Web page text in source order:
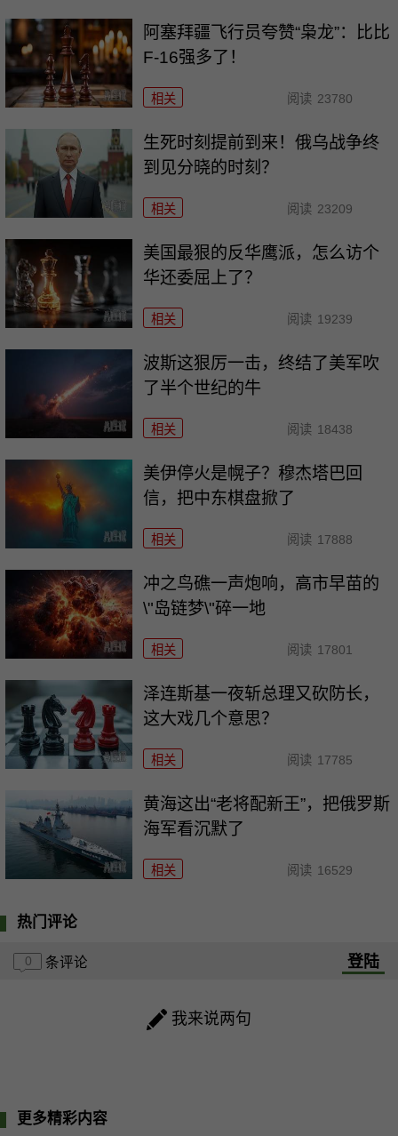
阿塞拜疆飞行员夸赞“枭龙”：比比
F-16强多了！
相关 阅读 23780
生死时刻提前到来！俄乌战争终
到见分晓的时刻？
相关 阅读 23209
美国最狠的反华鹰派，怎么访个
华还委屈上了？
相关 阅读 19239
波斯这狠厉一击，终结了美军吹
了半个世纪的牛
相关 阅读 18438
美伊停火是幌子？穆杰塔巴回
信，把中东棋盘掀了
相关 阅读 17888
冲之鸟礁一声炮响，高市早苗的
\"岛链梦\"碎一地
相关 阅读 17801
泽连斯基一夜斩总理又砍防长，
这大戏几个意思？
相关 阅读 17785
黄海这出“老将配新王”，把俄罗斯
海军看沉默了
相关 阅读 16529
热门评论
0 条评论 登陆
我来说两句
更多精彩内容